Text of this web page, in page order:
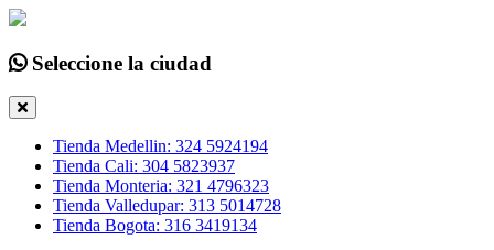
Seleccione la ciudad
Tienda Medellin: 324 5924194
Tienda Cali: 304 5823937
Tienda Monteria: 321 4796323
Tienda Valledupar: 313 5014728
Tienda Bogota: 316 3419134